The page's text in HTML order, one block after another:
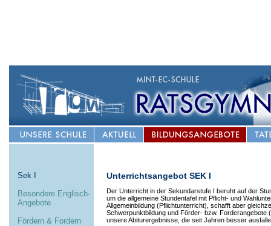
Sek I
Besondere Englisch-
Angebote
Fördern & Fordern
Unterrichtsangebot SEK I
Der Unterricht in der Sekundarstufe I beruht auf der
um die allgemeine Stundentafel mit Pflicht- und
Allgemeinbildung (Pflichtunterricht), schafft aber
Schwerpunktbildung und Förder- bzw.
unsere Abiturergebnisse, die seit Jahren besser